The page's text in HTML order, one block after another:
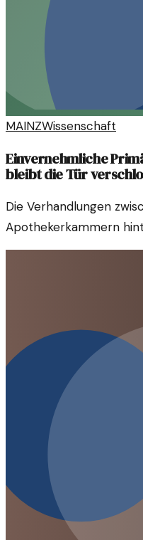
MAINZWissenschaft
Einvernehmliche
bleibt die Tür
Die Verhandlungen
Apothekerkammern
Apotheken in der